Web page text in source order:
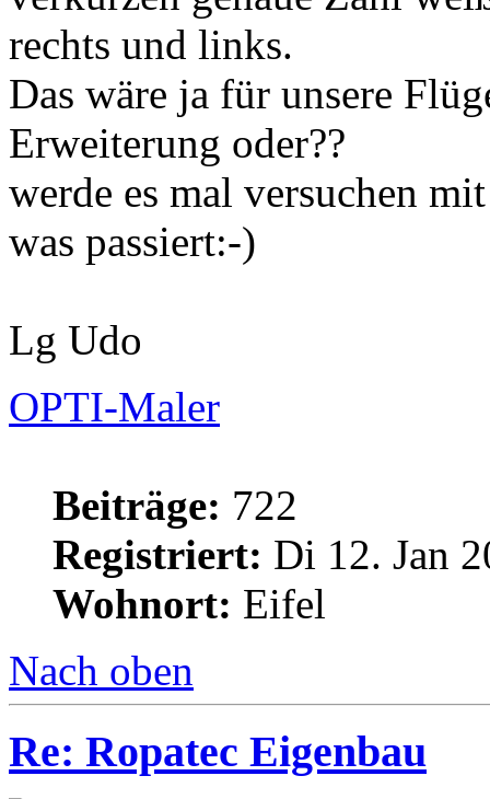
rechts und links.
Das wäre ja für unsere
Erweiterung oder??
werde es mal versuchen
was passiert:-)
Lg Udo
OPTI-Maler
Beiträge: 722
Registriert: Di 12. Jan
Wohnort: Eifel
Nach oben
Re: Ropatec Eigenbau